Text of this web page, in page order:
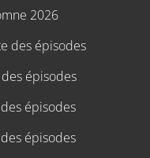
2026
des épisodes
épisodes
épisodes
épisodes